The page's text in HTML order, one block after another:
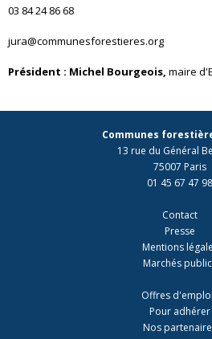
03 84 24 86 68
jura@communesforestieres.org
Président : Michel Bourgeois, maire
Communes
13 rue du Général
75007 Paris
01 45 67 47 98
Contact
Presse
Mentions
Marchés
Offres
Pour adhérer
Nos